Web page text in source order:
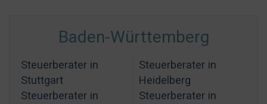
Baden-Württemberg
Steuerberater in
Stuttgart
Steuerberater in
Steuerberater in
Heidelberg
Steuerberater in